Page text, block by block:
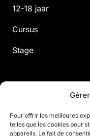
Pour offrir les meilleures
telles que les cookies pour
appareils. Le fait de
12-18 jaar
Cursus
Stage
Jaarlijks